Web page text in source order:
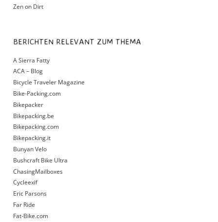
Zen on Dirt
BERICHTEN RELEVANT ZUM THEMA
A Sierra Fatty
ACA – Blog
Bicycle Traveler Magazine
Bike-Packing.com
Bikepacker
Bikepacking.be
Bikepacking.com
Bikepacking.it
Bunyan Velo
Bushcraft Bike Ultra
ChasingMailboxes
Cycleexif
Eric Parsons
Far Ride
Fat-Bike.com